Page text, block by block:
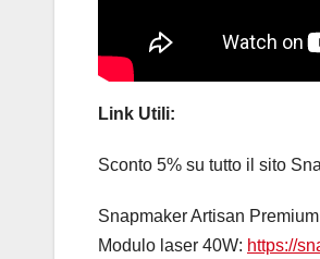
Link Utili:
Sconto 5% su tutto il sito
Snapmaker Artisan
Modulo laser 40W: https://